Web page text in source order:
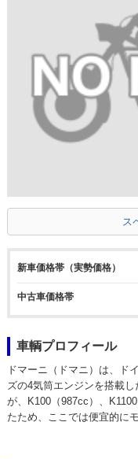
ス
新車価格帯（実勢価格）
中古車価格帯
車輌プロフィール
ドマーニ（ドマニ）は、ド
ズの4気筒エンジンを搭載
が、K100（987cc）、
たため、ここでは便宜的に